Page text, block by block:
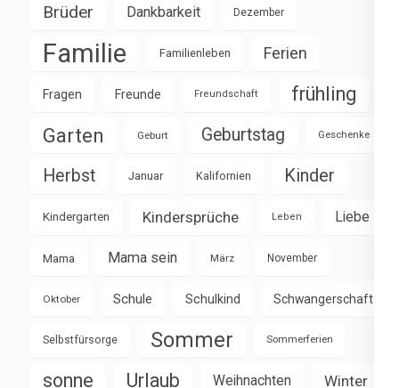
Brüder Dankbarkeit Dezember
Familie Familienleben Ferien
Fragen Freunde Freundschaft frühling
Garten Geburt Geburtstag Geschenke
Herbst Januar Kalifornien Kinder
Kindergarten Kindersprüche Leben Liebe
Mama Mama sein März November
Oktober Schule Schulkind Schwangerschaft
Selbstfürsorge Sommer Sommerferien
sonne Urlaub Weihnachten Winter